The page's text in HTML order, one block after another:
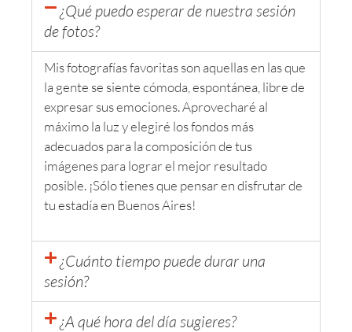
¿Qué puedo esperar de nuestra sesión
de fotos?
Mis fotografías favoritas son aquellas en las que
la gente se siente cómoda, espontánea, libre de
expresar sus emociones. Aprovecharé al
máximo la luz y elegiré los fondos más
adecuados para la composición de tus
imágenes para lograr el mejor resultado
posible. ¡Sólo tienes que pensar en disfrutar de
tu estadía en Buenos Aires!
¿Cuánto tiempo puede durar una
sesión?
¿A qué hora del día sugieres?